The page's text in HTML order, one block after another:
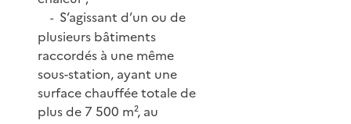
-S’agissant d’un ou de
plusieurs bâtiments
raccordés à une même
sous-station, ayant une
surface chauffée totale de
plus de 7 500 m², au